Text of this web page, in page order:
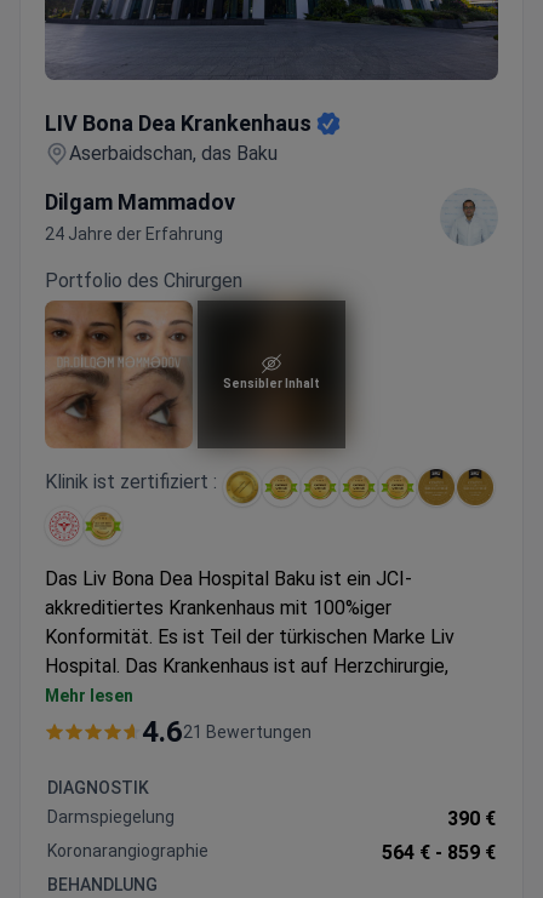
LIV Bona Dea Krankenhaus
Aserbaidschan, das Baku
Dilgam Mammadov
24 Jahre der Erfahrung
Portfolio des Chirurgen
Sensibler Inhalt
Klinik ist zertifiziert :
Das Liv Bona Dea Hospital Baku ist ein JCI-
akkreditiertes Krankenhaus mit 100%iger
Konformität. Es ist Teil der türkischen Marke Liv
Hospital. Das Krankenhaus ist auf Herzchirurgie,
plastische Chirurgie, Transplantologie und
medizinische Check-ups spezialisiert.
Besitzt die Auszeichnungen als Exzellenzzentrum
für bariatrische Chirurgie und kolorektale Chirurgie.
Gewann mehrere Bookimed-Patientenwahl-
Mehr lesen
4.621 Bewertungen
DIAGNOSTIK
Darmspiegelung
390 €
Koronarangiographie 564 € - 859 €
BEHANDLUNG